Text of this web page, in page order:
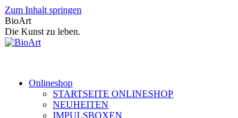
Zum Inhalt springen
BioArt
Die Kunst zu leben.
Onlineshop
STARTSEITE ONLINESHOP
NEUHEITEN
IMPULSBOXEN